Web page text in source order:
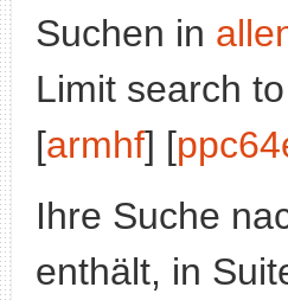
Suchen in
Limit search
[armhf] [
Ihre Suche
enthält, in